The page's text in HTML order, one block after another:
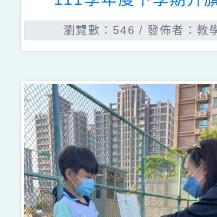
瀏覽數：546 發佈者：教